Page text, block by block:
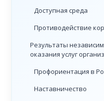
Доступная среда
Противодействие
Результаты
оказания услуг
Профориентация в
Наставничество